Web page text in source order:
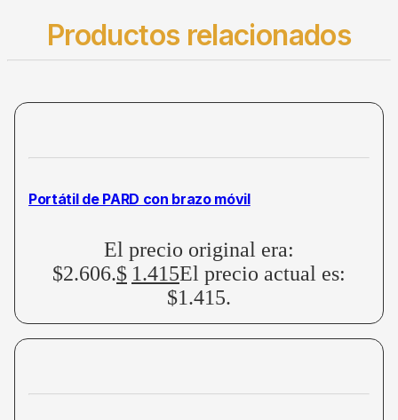
Productos relacionados
Portátil de PARD con brazo móvil
El precio original era:
$2.606.$ 1.415El precio actual es:
$1.415.